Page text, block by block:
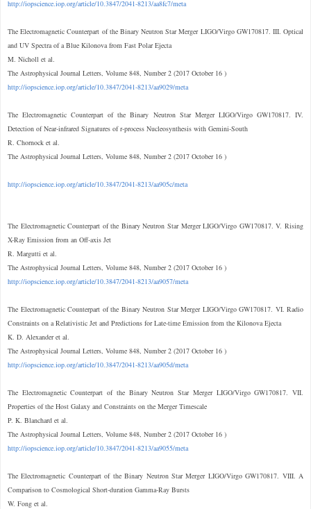
http://iopscience.iop.org/article/10.3847/2041-8213/aa8fc7/meta
The Electromagnetic Counterpart of the Binary Neutron Star Merger LIGO/Virgo GW170817. III. Optical
and UV Spectra of a Blue Kilonova from Fast Polar Ejecta
M. Nicholl et al.
The Astrophysical Journal Letters, Volume 848, Number 2 (2017 October 16 )
http://iopscience.iop.org/article/10.3847/2041-8213/aa9029/meta
The Electromagnetic Counterpart of the Binary Neutron Star Merger LIGO/Virgo GW170817. IV.
Detection of Near-infrared Signatures of r-process Nucleosynthesis with Gemini-South
R. Chornock et al.
The Astrophysical Journal Letters, Volume 848, Number 2 (2017 October 16 )
http://iopscience.iop.org/article/10.3847/2041-8213/aa905c/meta
The Electromagnetic Counterpart of the Binary Neutron Star Merger LIGO/Virgo GW170817. V. Rising
X-Ray Emission from an Off-axis Jet
R. Margutti et al.
The Astrophysical Journal Letters, Volume 848, Number 2 (2017 October 16 )
http://iopscience.iop.org/article/10.3847/2041-8213/aa9057/meta
The Electromagnetic Counterpart of the Binary Neutron Star Merger LIGO/Virgo GW170817. VI. Radio
Constraints on a Relativistic Jet and Predictions for Late-time Emission from the Kilonova Ejecta
K. D. Alexander et al.
The Astrophysical Journal Letters, Volume 848, Number 2 (2017 October 16 )
http://iopscience.iop.org/article/10.3847/2041-8213/aa905d/meta
The Electromagnetic Counterpart of the Binary Neutron Star Merger LIGO/Virgo GW170817. VII.
Properties of the Host Galaxy and Constraints on the Merger Timescale
P. K. Blanchard et al.
The Astrophysical Journal Letters, Volume 848, Number 2 (2017 October 16 )
http://iopscience.iop.org/article/10.3847/2041-8213/aa9055/meta
The Electromagnetic Counterpart of the Binary Neutron Star Merger LIGO/Virgo GW170817. VIII. A
Comparison to Cosmological Short-duration Gamma-Ray Bursts
W. Fong et al.